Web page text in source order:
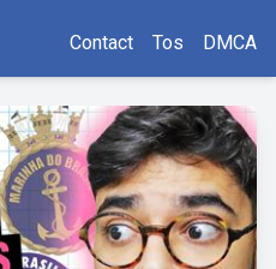
Contact Tos DMCA